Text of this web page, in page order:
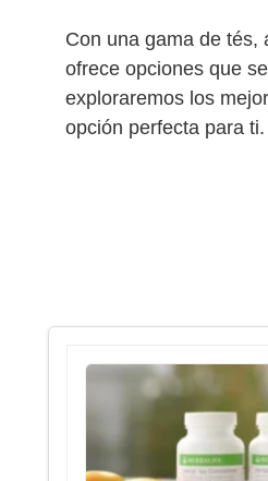
Con una gama de tés,
ofrece opciones que
exploraremos los
opción perfecta para ti.